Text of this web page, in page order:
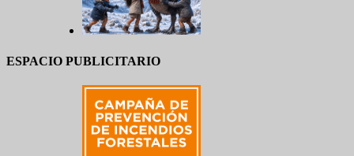
ESPACIO PUBLICITARIO